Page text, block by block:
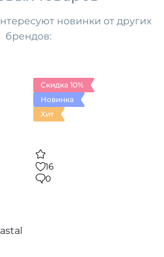
новинки от других
брендов:
Скидка 10%
Новинка
Хит
16
0